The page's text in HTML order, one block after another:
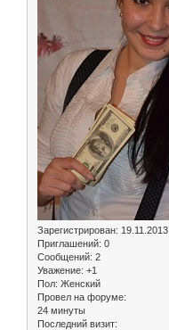
Зарегистрирован: 19.11.2013
Приглашений: 0
Сообщений: 2
Уважение: +1
Пол: Женский
Провел на форуме:
24 минуты
Последний визит: